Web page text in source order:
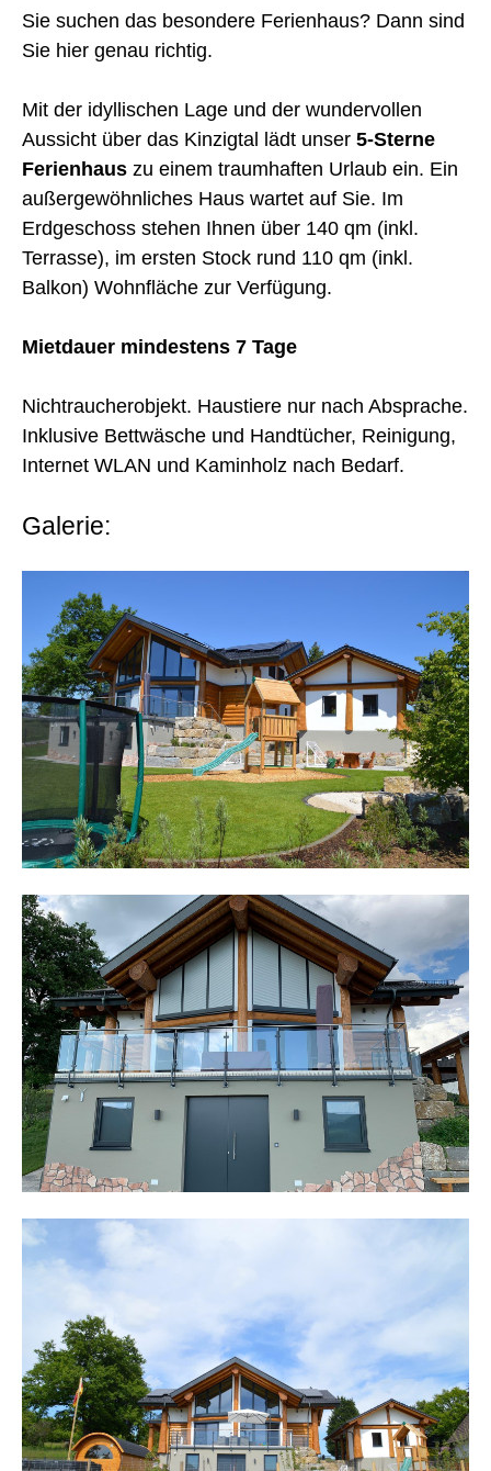
Sie suchen das besondere Ferienhaus? Dann sind
Sie hier genau richtig.
Mit der idyllischen Lage und der wundervollen
Aussicht über das Kinzigtal lädt unser 5-Sterne
Ferienhaus zu einem traumhaften Urlaub ein. Ein
außergewöhnliches Haus wartet auf Sie. Im
Erdgeschoss stehen Ihnen über 140 qm (inkl.
Terrasse), im ersten Stock rund 110 qm (inkl.
Balkon) Wohnfläche zur Verfügung.
Mietdauer mindestens 7 Tage
Nichtraucherobjekt. Haustiere nur nach Absprache.
Inklusive Bettwäsche und Handtücher, Reinigung,
Internet WLAN und Kaminholz nach Bedarf.
Galerie: